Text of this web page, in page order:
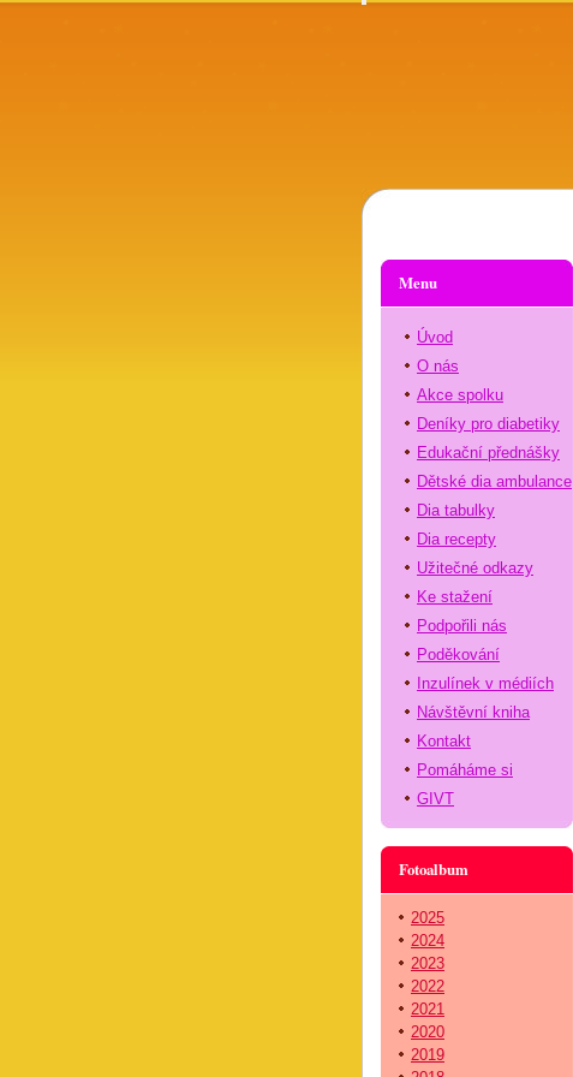
Menu
Úvod
O nás
Akce spolku
Deníky pro diabetiky
Edukační přednášky
Dětské dia ambulance
Dia tabulky
Dia recepty
Užitečné odkazy
Ke stažení
Podpořili nás
Poděkování
Inzulínek v médiích
Návštěvní kniha
Kontakt
Pomáháme si
GIVT
Fotoalbum
2025
2024
2023
2022
2021
2020
2019